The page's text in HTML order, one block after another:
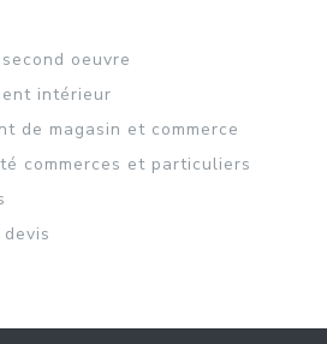
oeuvre
intérieur
de magasin et commerce
commerces et particuliers